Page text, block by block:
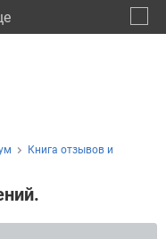
Книга отзывов и